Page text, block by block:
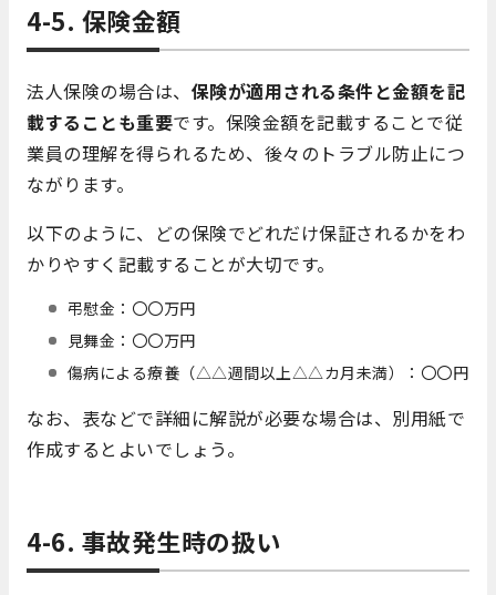
4-5. 保険金額
法人保険の場合は、 保険が適用される条件と金額を記
載することも重要です。保険金額を記載することで従
業員の理解を得られるため、後々のトラブル防止につ
ながります。
以下のように、どの保険でどれだけ保証されるかをわ
かりやすく記載することが大切です。
弔慰金：〇〇万円
見舞金：〇〇万円
傷病による療養（△△週間以上△△カ月未満）：〇〇円
なお、表などで詳細に解説が必要な場合は、別用紙で
作成するとよいでしょう。
4-6. 事故発生時の扱い